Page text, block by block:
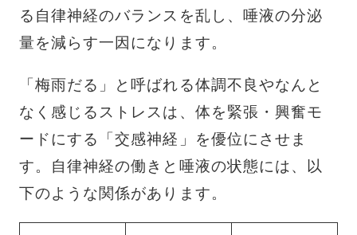
る自律神経のバランスを乱し、唾液の分泌
量を減らす一因になります。
「梅雨だる」と呼ばれる体調不良やなんと
なく感じるストレスは、体を緊張・興奮モ
ードにする「交感神経」を優位にさせま
す。自律神経の働きと唾液の状態には、以
下のような関係があります。